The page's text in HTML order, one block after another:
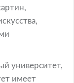
университет,
имеет